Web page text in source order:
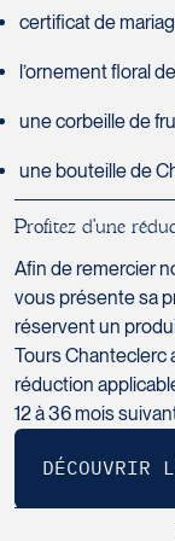
certificat de
l’ornement floral
une corbeille de
une bouteille de
Profitez d’une rédu
Afin de remercier
vous présente sa
réservent un
Tours Chanteclerc
réduction
12 à 36 mois
J6X 2Z5
Tél :450-964-3574
Tél :450-372-4444
Voyages Action
Beloeil
J3G 4G7
Tél :450-464-
0363
2840 Boulevard
4080
Voyages CAA
2600 Boulevard
Place de la Cité
Québec
G1V 4T3
Tél :418-653-
2439